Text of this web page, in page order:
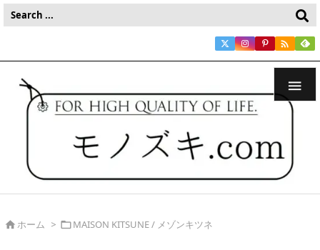


ホーム > MAISON KITSUNE / メゾンキツネ